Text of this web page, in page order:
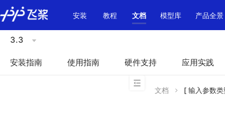
\u200E
安装
教程 文档 模型库 产品全景
3.3
安装指南 使用指南 硬件支持 应用实践
文档 [ 输入参数